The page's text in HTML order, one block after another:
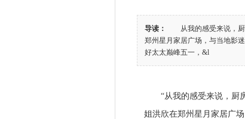
导读：
从我的感受来说，厨
郑州星月家居广场，与当地影
好太太巅峰五一，&l
“从我的感受来说，厨房
姐洪欣在郑州星月家居广